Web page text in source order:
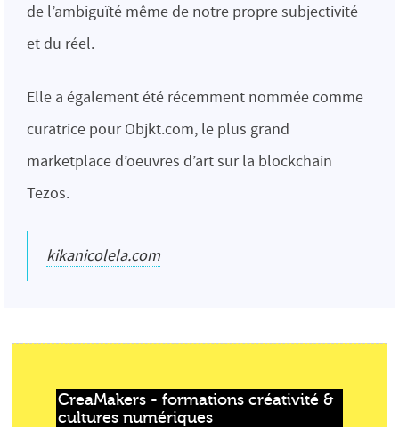
de l’ambiguïté même de notre propre subjectivité
et du réel.
Elle a également été récemment nommée comme
curatrice pour Objkt.com, le plus grand
marketplace d’oeuvres d’art sur la blockchain
Tezos.
kikanicolela.com
CreaMakers - formations créativité &
cultures numériques